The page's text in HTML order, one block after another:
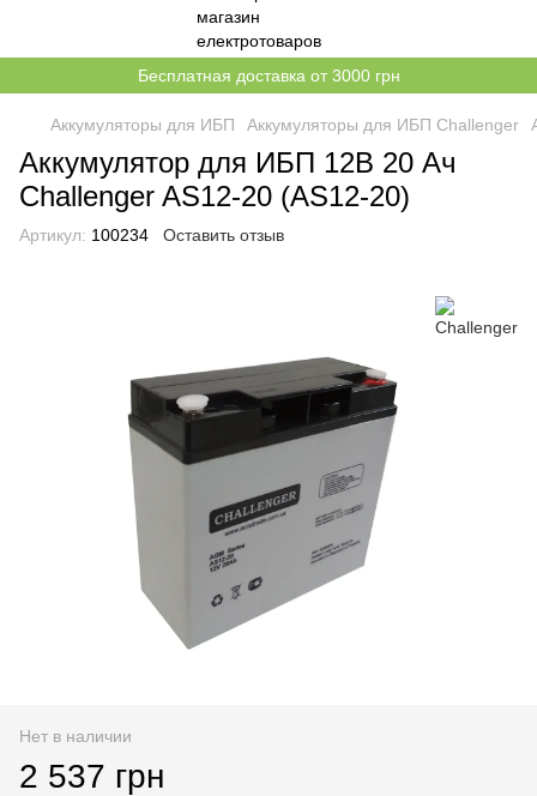
Бесплатная доставка от 3000 грн
Аккумуляторы для ИБП Аккумуляторы для ИБП Challenger
Аккумулятор для ИБП 12В 20 Ач
Challenger AS12-20 (AS12-20)
Артикул: 100234 Оставить отзыв
Нет в наличии
2 537 грн